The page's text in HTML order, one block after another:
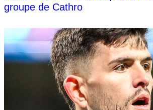
groupe de Cathro